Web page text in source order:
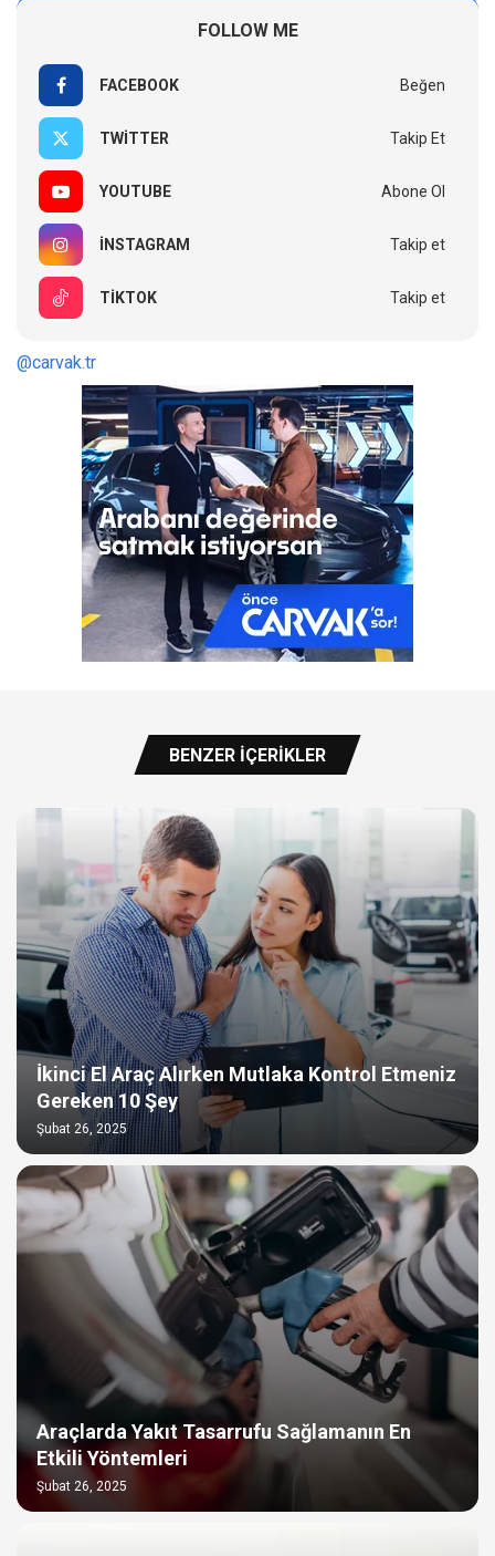
FOLLOW ME
FACEBOOK Beğen
TWITTER Takip Et
YOUTUBE Abone Ol
INSTAGRAM Takip et
TIKTOK Takip et
@carvak.tr
BENZER İÇERIKLER
İkinci El Araç Alırken Mutlaka Kontrol Etmeniz
Gereken 10 Şey
Şubat 26, 2025
Araçlarda Yakıt Tasarrufu Sağlamanın En
Etkili Yöntemleri
Şubat 26, 2025